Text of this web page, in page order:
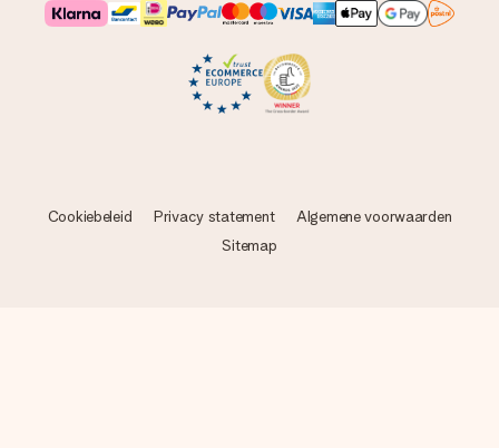
Cookiebeleid Privacy statement
Algemene voorwaarden
Sitemap